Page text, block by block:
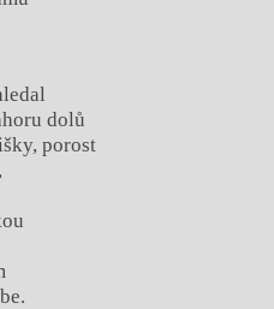
dolů
porost